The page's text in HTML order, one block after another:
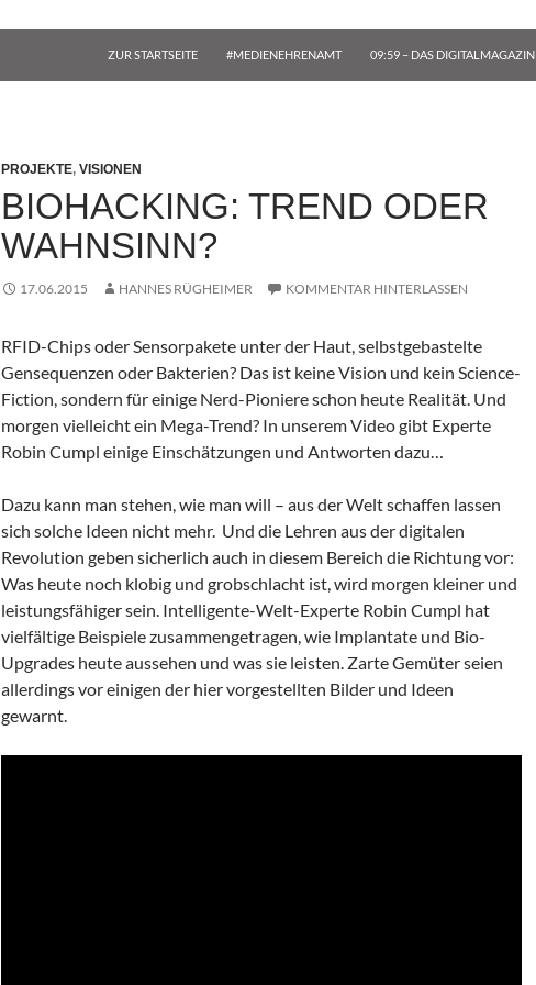
ZUR STARTSEITE #MEDIENEHRENAMT 09:59 – DAS DIGITALMAGAZIN
PROJEKTE, VISIONEN
BIOHACKING: TREND ODER
WAHNSINN?
17.06.2015 HANNES RÜGHEIMER KOMMENTAR HINTERLASSEN
RFID-Chips oder Sensorpakete unter der Haut, selbstgebastelte
Gensequenzen oder Bakterien? Das ist keine Vision und kein Science-
Fiction, sondern für einige Nerd-Pioniere schon heute Realität. Und
morgen vielleicht ein Mega-Trend? In unserem Video gibt Experte
Robin Cumpl einige Einschätzungen und Antworten dazu…
Dazu kann man stehen, wie man will – aus der Welt schaffen lassen
sich solche Ideen nicht mehr. Und die Lehren aus der digitalen
Revolution geben sicherlich auch in diesem Bereich die Richtung vor:
Was heute noch klobig und grobschlacht ist, wird morgen kleiner und
leistungsfähiger sein. Intelligente-Welt-Experte Robin Cumpl hat
vielfältige Beispiele zusammengetragen, wie Implantate und Bio-
Upgrades heute aussehen und was sie leisten. Zarte Gemüter seien
allerdings vor einigen der hier vorgestellten Bilder und Ideen
gewarnt.